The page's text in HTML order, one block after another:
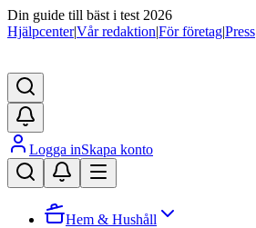
Din guide till bäst i test 2026
Hjälpcenter|Vår redaktion|För företag|Press
Logga inSkapa konto
Hem & Hushåll